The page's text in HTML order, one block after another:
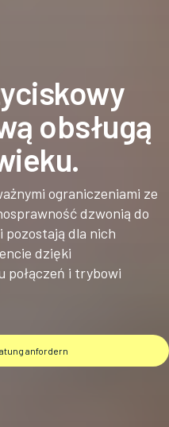
obsługą
ograniczeniami ze
dzwonią do
pozostają dla nich
dzięki
połączeń i trybowi
anfordern